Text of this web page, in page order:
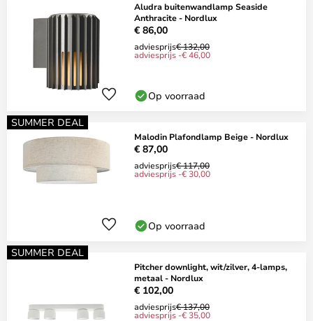
Aludra buitenwandlamp Seaside
Anthracite - Nordlux
€ 86,00
adviesprijs€ 132,00
adviesprijs -€ 46,00
Op voorraad
SUMMER DEAL
Malodin Plafondlamp Beige - Nordlux
€ 87,00
adviesprijs€ 117,00
adviesprijs -€ 30,00
Op voorraad
SUMMER DEAL
Pitcher downlight, wit/zilver, 4-lamps,
metaal - Nordlux
€ 102,00
adviesprijs€ 137,00
adviesprijs -€ 35,00